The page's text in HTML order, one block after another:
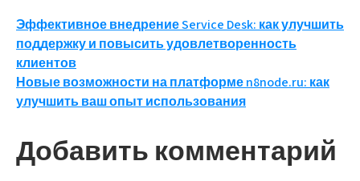
Навигация
по
записям
Эффективное внедрение Service Desk: как улучшить
поддержку и повысить удовлетворенность
клиентов
Новые возможности на платформе n8node.ru: как
улучшить ваш опыт использования
Добавить комментарий